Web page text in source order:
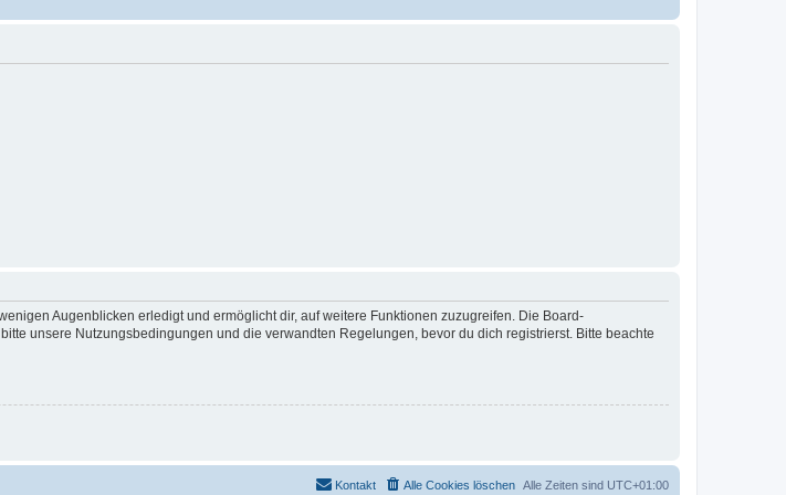
Augenblicken erledigt und ermöglicht dir, auf weitere Funktionen zuzugreifen. Die Board-
unsere Nutzungsbedingungen und die verwandten Regelungen, bevor du dich registrierst. Bitte beachte
Alle Zeiten sind UTC+01:00
Alle Cookies löschen
Kontakt